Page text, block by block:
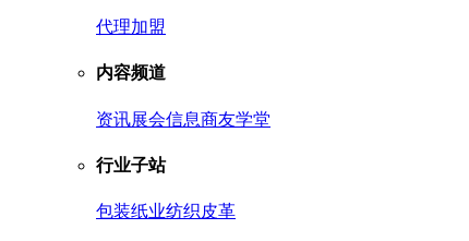
代理加盟
内容频道
资讯展会信息商友学堂
行业子站
包装纸业纺织皮革